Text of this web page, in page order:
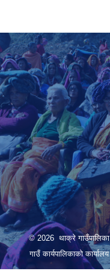
© 2026 थाक्रे गाउँपालिका
गाउँ कार्यपालिकाको कार्यालय